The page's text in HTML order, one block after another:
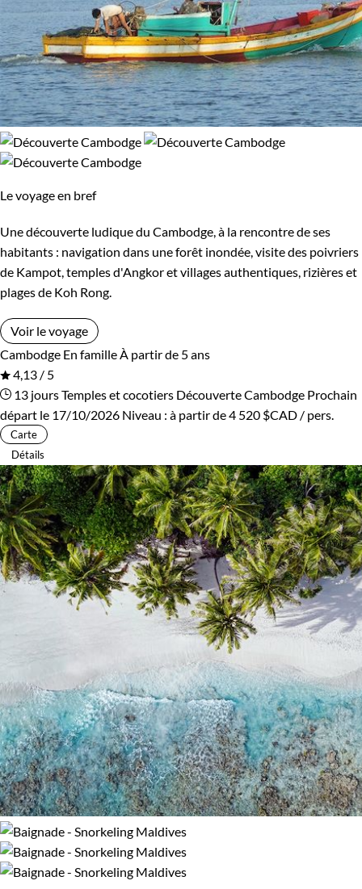
Le voyage en bref
Une découverte ludique du Cambodge, à la rencontre de ses
habitants : navigation dans une forêt inondée, visite des poivriers
de Kampot, temples d'Angkor et villages authentiques, rizières et
plages de Koh Rong.
Voir le voyage
Cambodge En familleÀ partir de 5 ans
4,13 / 5
13 joursTemples et cocotiers Découverte Cambodge Prochain
départ le 17/10/2026 Niveau : à partir de4 520 $CAD / pers.
Carte
Détails